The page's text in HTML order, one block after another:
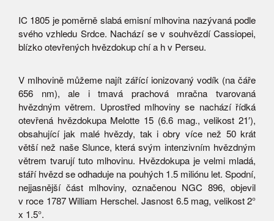
IC 1805 je poměrně slabá emisní mlhovina nazývaná podle
svého vzhledu Srdce. Nachází se v souhvězdí Cassiopei,
blízko otevřených hvězdokup chí a h v Perseu.
V mlhovině můžeme najít zářící ionizovaný vodík (na čáře
656 nm), ale i tmavá prachová mračna tvarovaná
hvězdným větrem. Uprostřed mlhoviny se nachází řídká
otevřená hvězdokupa Melotte 15 (6.6 mag., velikost 21′),
obsahující jak malé hvězdy, tak i obry více než 50 krát
větší než naše Slunce, která svým intenzivním hvězdným
větrem tvarují tuto mlhovinu. Hvězdokupa je velmi mladá,
stáří hvězd se odhaduje na pouhých 1.5 miliónu let. Spodní,
nejjasnější část mlhoviny, označenou NGC 896, objevil
v roce 1787 William Herschel. Jasnost 6.5 mag, velikost 2°
x 1.5°.